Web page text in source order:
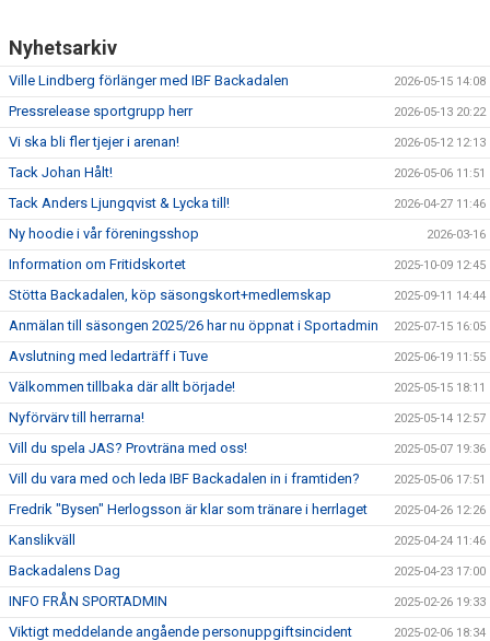
Nyhetsarkiv
Ville Lindberg förlänger med IBF Backadalen 2026-05-15 14:08
Pressrelease sportgrupp herr 2026-05-13 20:22
Vi ska bli fler tjejer i arenan! 2026-05-12 12:13
Tack Johan Hålt! 2026-05-06 11:51
Tack Anders Ljungqvist & Lycka till! 2026-04-27 11:46
Ny hoodie i vår föreningsshop 2026-03-16
Information om Fritidskortet 2025-10-09 12:45
Stötta Backadalen, köp säsongskort+medlemskap 2025-09-11 14:44
Anmälan till säsongen 2025/26 har nu öppnat i Sportadmin 2025-07-15 16:05
Avslutning med ledarträff i Tuve 2025-06-19 11:55
Välkommen tillbaka där allt började! 2025-05-15 18:11
Nyförvärv till herrarna! 2025-05-14 12:57
Vill du spela JAS? Provträna med oss! 2025-05-07 19:36
Vill du vara med och leda IBF Backadalen in i framtiden? 2025-05-06 17:51
Fredrik "Bysen" Herlogsson är klar som tränare i herrlaget 2025-04-26 12:26
Kanslikväll 2025-04-24 11:46
Backadalens Dag 2025-04-23 17:00
INFO FRÅN SPORTADMIN 2025-02-26 19:33
Viktigt meddelande angående personuppgiftsincident 2025-02-06 18:34